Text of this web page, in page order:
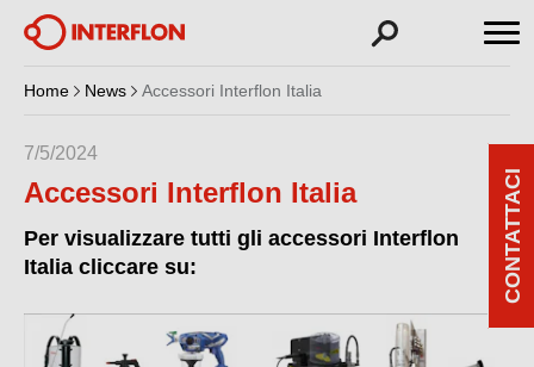
Home News Accessori Interflon Italia
7/5/2024
Accessori Interflon Italia
Per visualizzare tutti gli accessori Interflon
Italia cliccare su:
CONTATTACI